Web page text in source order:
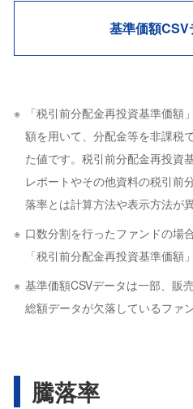
基準価額CSV
「税引前分配金再投資基準価
額を用いて、分配金等を非課税
た値です。税引前分配金再投資
レポートやその他資料の税引前
落率とは計算方法や表示方法が
口数分割を行ったファンドの場
「税引前分配金再投資基準価額
基準価額CSVデータは一部、販
総額データが欠落しているファ
騰落率